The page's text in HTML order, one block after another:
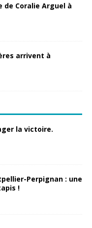
de Coralie Arguel à
arrivent à
la victoire.
Perpignan : une
!